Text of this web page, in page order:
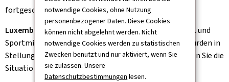
notwendige Cookies, ohne Nutzung
personenbezogener Daten. Diese Cookies
können nicht abgelehnt werden. Nicht
notwendige Cookies werden zu statistischen
Zwecken benutzt und nur aktiviert, wenn Sie
sie zulassen. Unsere
Datenschutzbestimmungen lesen.
fortgeschritten als die zum Subside Qualité+.
Luxemburger Wort:Die Anspannungen zwischen COSL und
Sportministerium waren zuletzt offensichtlich und wurden in
Stellungnahmen teils deutlich formuliert. Wie schätzen Sie die
Situation ein?